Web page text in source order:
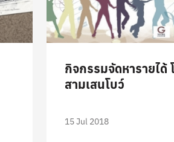
กิจกรรมจัดหารายได้
สามเสนโบว์
15 Jul 2018